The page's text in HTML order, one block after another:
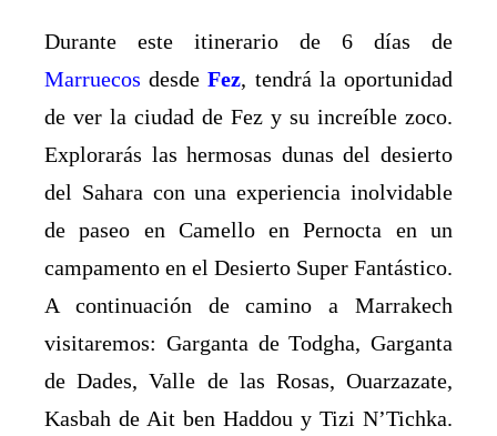
Durante este itinerario de 6 días de
Marruecos desdeFez, tendrá la oportunidad
de ver la ciudad de Fez y su increíble zoco.
Explorarás las hermosas dunas del desierto
del Sahara con una experiencia inolvidable
de paseo en Camello en Pernocta en un
campamento en el Desierto Super Fantástico.
A continuación de camino a Marrakech
visitaremos: Garganta de Todgha, Garganta
de Dades, Valle de las Rosas, Ouarzazate,
Kasbah de Ait ben Haddou y Tizi N’Tichka.